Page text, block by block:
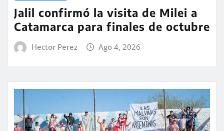
Jalil confirmó la visita de Milei a
Catamarca para finales de octubre
Hector Perez Ago 4, 2026